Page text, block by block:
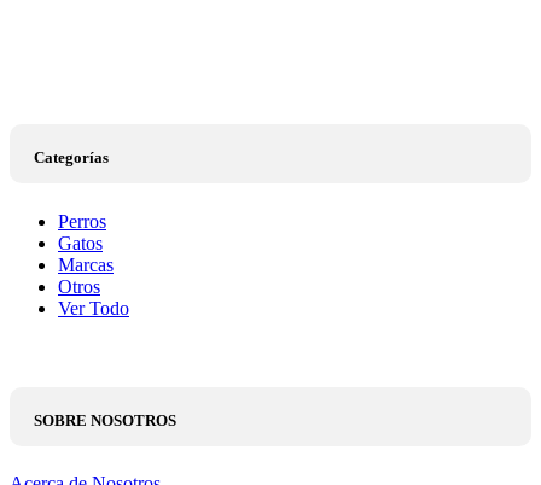
Categorías
Perros
Gatos
Marcas
Otros
Ver Todo
SOBRE NOSOTROS